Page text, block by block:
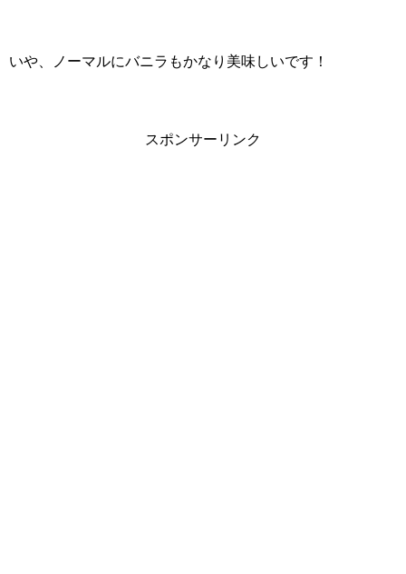
いや、ノーマルにバニラもかなり美味しいです！
スポンサーリンク